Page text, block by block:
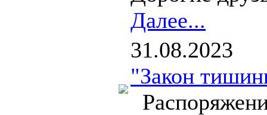
Далее...
31.08.2023
"Закон